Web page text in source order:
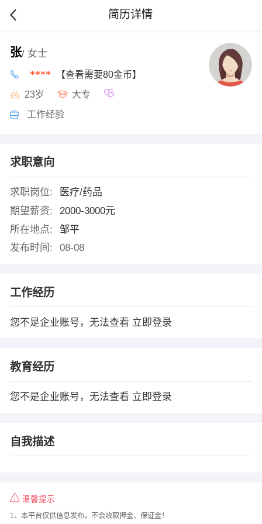
简历详情
张/ 女士
**** 【查看需要80金币】
23岁 大专
工作经验
求职意向
求职岗位:
医疗/药品
期望薪资:
2000-3000元
所在地点:
邹平
发布时间:
08-08
工作经历
您不是企业账号，无法查看 立即登录
教育经历
您不是企业账号，无法查看 立即登录
自我描述
温馨提示
1、本平台仅供信息发布，不会收取押金、保证金！